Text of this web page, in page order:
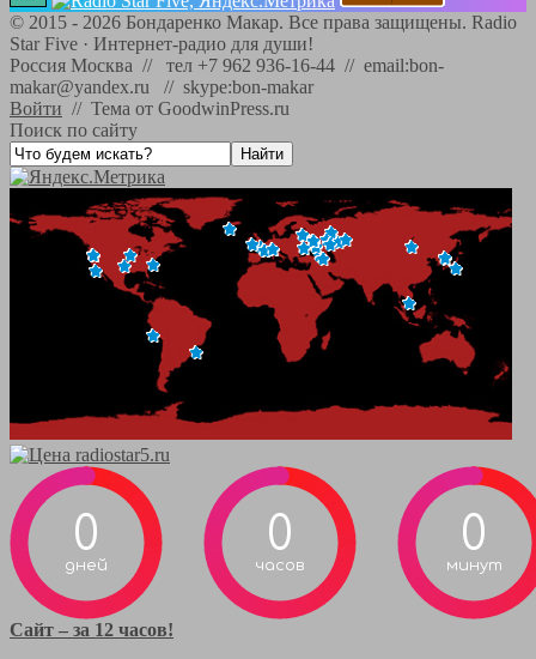
© 2015 - 2026 Бондаренко Макар. Все права защищены. Radio
Star Five · Интернет-радио для души!
Россия Москва // тел +7 962 936-16-44 // email:bon-
makar@yandex.ru // skype:bon-makar
Войти // Тема от GoodwinPress.ru
Поиск по сайту
0
дней
0
часов
0
минут
Сайт – за 12 часов!